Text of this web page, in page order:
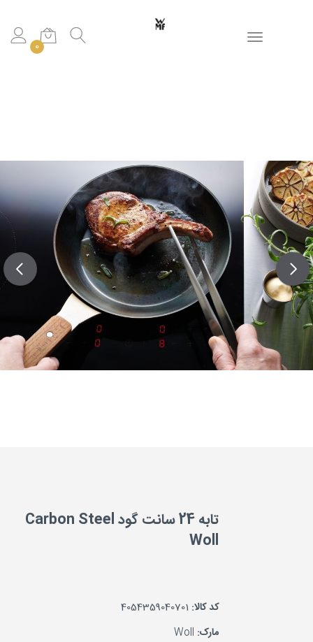
Toggle navigation
0
تابه 24 سانت گود Carbon Steel
Woll
کد کالا:4054359040701
مارک:Woll